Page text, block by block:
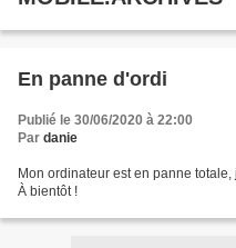
En panne d'ordi
Publié le 30/06/2020 à 22:00
Par danie
Mon ordinateur est en panne
À bientôt !